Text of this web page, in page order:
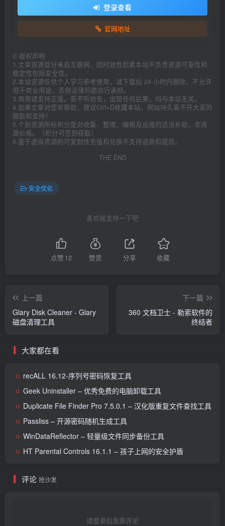
登录查看
官网地址
© 版权声明
1.文章资源部分来自互联网，因时效性因素本站不负责资源可靠性和
稳定性包括安全性。
2.本站资源仅供个人学习参考使用，请下载后 24 小时内删除，不允许
用于商业用途，否则法律问题自行承担。
3.商用请支持正版。若不听劝告，出现任何后果，均与本站无关。
4.如果文章对您有帮助，建议Ctrl+D收藏本站，网站持久离不开大家的
鼓励和支持！
5.个别资源所标积分是对收集、整理、编辑及运维的适当补助，非资
源价格。（积分可签到获取）
6.鉴于虚拟资源的可复制性充值和兑换不支持退款和提现。
THE END
安全优化
喜欢就支持一下吧
点赞 12 赞赏 分享 收藏
上一篇
Glary Disk Cleaner - Glary
磁盘清理工具
下一篇
360 文档卫士 - 勒索软件的
终结者
大家都在看
recALL 16.12-序列号密码恢复工具
Geek Uninstaller – 优秀免费的电脑卸载工具
Duplicate File Finder Pro 7.5.0.1 – 汉化版重复文件查找工具
Passliss – 开源密码随机生成工具
WinDataReflector – 轻量级文件同步备份工具
HT Parental Controls 16.1.1 – 孩子上网的安全护盾
评论 抢沙发
请登录后发表评论